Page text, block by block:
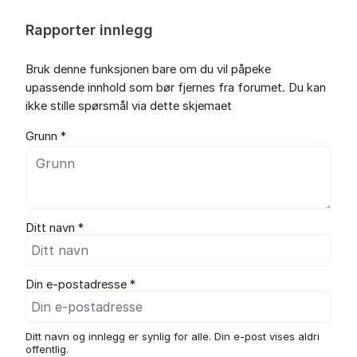
Rapporter innlegg
Bruk denne funksjonen bare om du vil påpeke
upassende innhold som bør fjernes fra forumet. Du kan
ikke stille spørsmål via dette skjemaet
Grunn *
Ditt navn *
Din e-postadresse *
Ditt navn og innlegg er synlig for alle. Din e-post vises aldri
offentlig.